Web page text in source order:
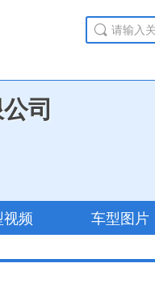
司
视频 车型图片